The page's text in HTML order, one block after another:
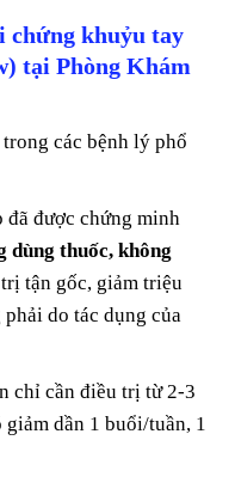
chứng khuỷu tay
tại Phòng Khám
các bệnh lý phổ
được chứng minh
dùng thuốc, không
tận gốc, giảm triệu
do tác dụng của
chỉ cần điều trị từ 2-3
dần 1 buổi/tuần, 1